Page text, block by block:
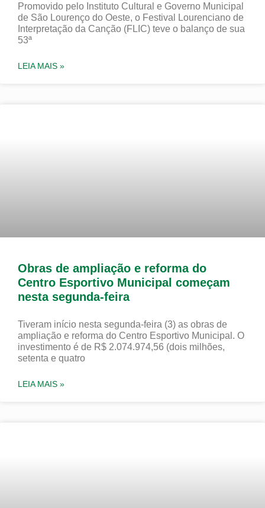
Promovido pelo Instituto Cultural e Governo Municipal
de São Lourenço do Oeste, o Festival Lourenciano de
Interpretação da Canção (FLIC) teve o balanço de sua
53ª
LEIA MAIS »
Obras de ampliação e reforma do
Centro Esportivo Municipal começam
nesta segunda-feira
Tiveram início nesta segunda-feira (3) as obras de
ampliação e reforma do Centro Esportivo Municipal. O
investimento é de R$ 2.074.974,56 (dois milhões,
setenta e quatro
LEIA MAIS »